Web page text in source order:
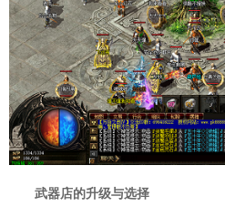
武器店的升级与选择